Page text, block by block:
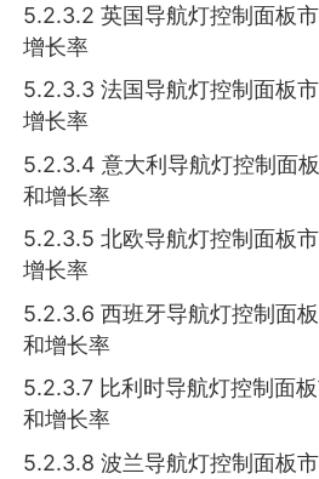
5.2.3.2 英国导航灯控制面板
增长率
5.2.3.3 法国导航灯控制面板
增长率
5.2.3.4 意大利导航灯控制面
和增长率
5.2.3.5 北欧导航灯控制面板
增长率
5.2.3.6 西班牙导航灯控制面
和增长率
5.2.3.7 比利时导航灯控制面
和增长率
5.2.3.8 波兰导航灯控制面板